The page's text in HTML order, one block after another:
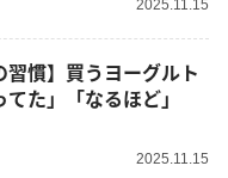
2025.11.15
習慣】買うヨーグルト
た」「なるほど」
2025.11.15